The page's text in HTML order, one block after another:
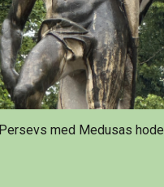
Persevs med Medusas hode